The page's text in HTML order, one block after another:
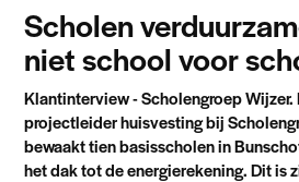
Scholen
niet school voor
Klantinterview - Scholengroep
projectleider huisvesting bij
bewaakt tien basisscholen in
het dak tot de energierekening. Dit is